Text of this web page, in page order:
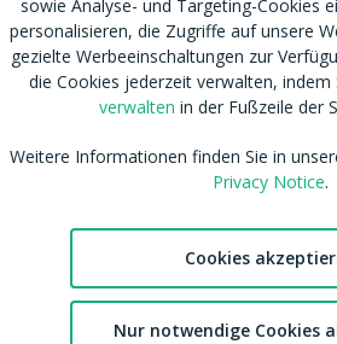
Mitgliedschaft
Impressum
Entfernung von Inhalten
Australian
Presse
Affiliates
Feedback
cdnsmallfile.mydirtyhobby.com © Copyright
Trademarks Licensing IP International S.à.r.l.
mydirtyhobby ist die weltweit größte
sowie Analyse- und Targeting-Cookies
personalisieren, die Zugriffe auf unsere
gezielte Werbeeinschaltungen zur
die Cookies jederzeit verwalten, indem
verwalten in der Fußzeile der
Weitere Informationen finden Sie in
Privacy Notice.
Cookies
Nur notwendige Cookies